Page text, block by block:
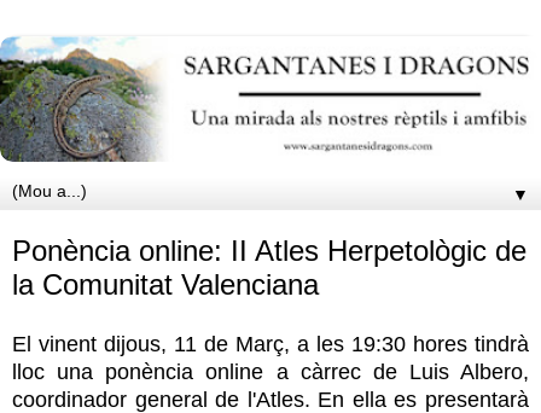
▼
Ponència online: II Atles Herpetològic de
la Comunitat Valenciana
El vinent dijous, 11 de Març, a les 19:30 hores tindrà
lloc una ponència online a càrrec de Luis Albero,
coordinador general de l'Atles. En ella es presentarà